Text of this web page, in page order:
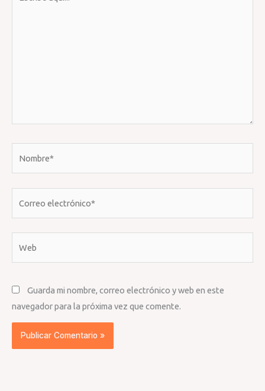
Guarda mi nombre, correo electrónico y web en este
navegador para la próxima vez que comente.